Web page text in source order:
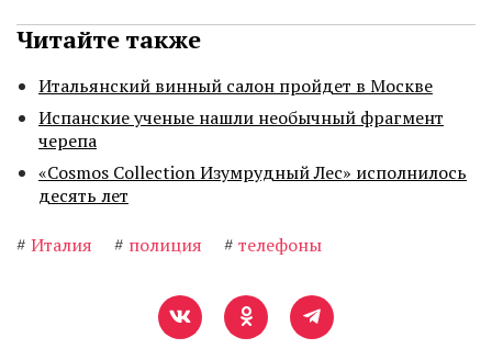
Читайте также
Итальянский винный салон пройдет в Москве
Испанские ученые нашли необычный фрагмент
черепа
«Cosmos Collection Изумрудный Лес» исполнилось
десять лет
# Италия # полиция # телефоны